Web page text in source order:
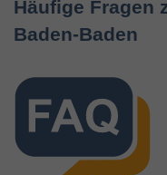
Häufige Fragen
Baden-Baden